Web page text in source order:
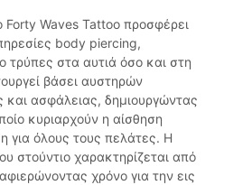
Forty Waves Tattoo προσφέρει
body piercing,
τρύπες στα αυτιά όσο και στη
βάσει αυστηρών
και ασφάλειας, δημιουργώντας
κυριαρχούν η αίσθηση
για όλους τους πελάτες. Η
στούντιο χαρακτηρίζεται από
χρόνο για την εις